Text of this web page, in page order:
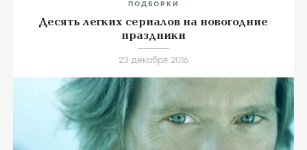
ПОДБОРКИ
Десять легких сериалов на новогодние
праздники
23 декабря 2016